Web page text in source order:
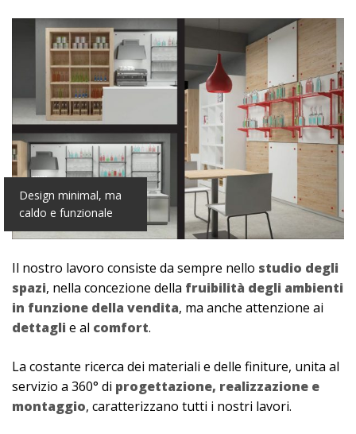
Design minimal, ma
caldo e funzionale
Il nostro lavoro consiste da sempre nello studio degli
spazi, nella concezione della fruibilità degli ambienti
in funzione della vendita, ma anche attenzione ai
dettagli e al comfort.
La costante ricerca dei materiali e delle finiture, unita al
servizio a 360° di progettazione, realizzazione e
montaggio, caratterizzano tutti i nostri lavori.